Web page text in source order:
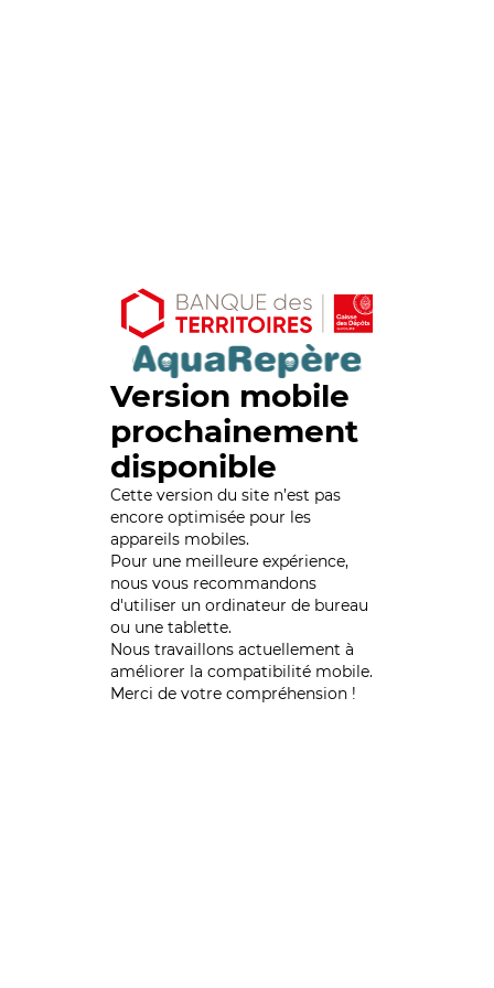
Version mobile
prochainement
disponible
Cette version du site n’est pas
encore optimisée pour les
appareils mobiles.
Pour une meilleure expérience,
nous vous recommandons
d'utiliser un ordinateur de bureau
ou une tablette.
Nous travaillons actuellement à
améliorer la compatibilité mobile.
Merci de votre compréhension !